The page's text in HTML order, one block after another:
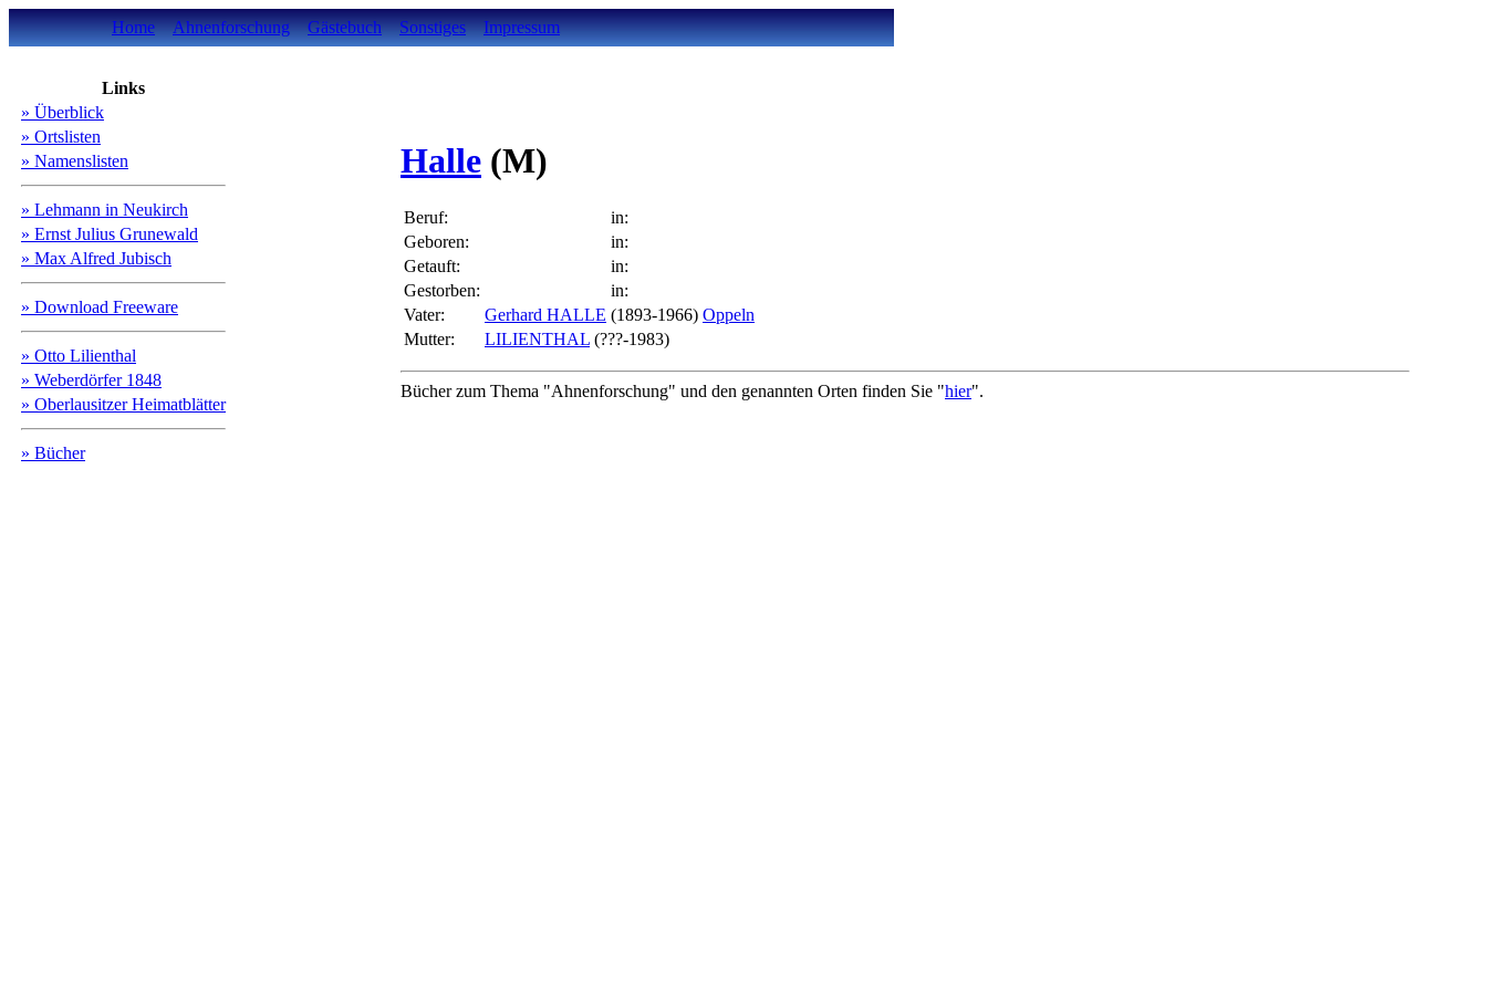
Home Ahnenforschung Gästebuch Sonstiges Impressum
Links
» Überblick
» Ortslisten
» Namenslisten
» Lehmann in Neukirch
» Ernst Julius Grunewald
» Max Alfred Jubisch
» Download Freeware
» Otto Lilienthal
» Weberdörfer 1848
» Oberlausitzer Heimatblätter
» Bücher
Halle (M)
Beruf:
in:
Geboren:
in:
Getauft:
in:
Gestorben:
in:
Vater:
Gerhard HALLE (1893-1966) Oppeln
Mutter:
LILIENTHAL (???-1983)
Bücher zum Thema "Ahnenforschung" und den genannten Orten finden Sie "hier".